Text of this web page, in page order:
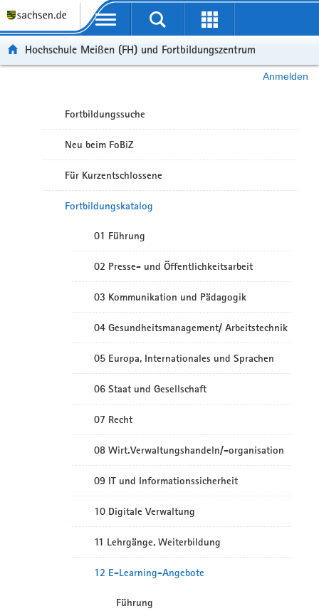
Portalübergreifende Navigation
Hochschule Meißen (FH) und Fortbildungszentrum
Anmelden
Fortbildungssuche
Neu beim FoBiZ
Für Kurzentschlossene
Fortbildungskatalog
01 Führung
02 Presse- und Öffentlichkeitsarbeit
03 Kommunikation und Pädagogik
04 Gesundheitsmanagement/ Arbeitstechnik
05 Europa, Internationales und Sprachen
06 Staat und Gesellschaft
07 Recht
08 Wirt.Verwaltungshandeln/-organisation
09 IT und Informationssicherheit
10 Digitale Verwaltung
11 Lehrgänge, Weiterbildung
12 E-Learning-Angebote
Führung